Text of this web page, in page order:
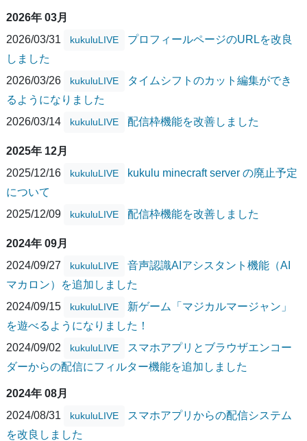
2026年 03月
2026/03/31
kukuluLIVE
プロフィールページのURLを改良
しました
2026/03/26
kukuluLIVE
タイムシフトのカット編集ができ
るようになりました
2026/03/14
kukuluLIVE 配信枠機能を改善しました
2025年 12月
2025/12/16
kukuluLIVE
kukulu minecraft server の廃止予定
について
2025/12/09
kukuluLIVE 配信枠機能を改善しました
2024年 09月
2024/09/27
kukuluLIVE
音声認識AIアシスタント機能（AI
マカロン）を追加しました
2024/09/15
kukuluLIVE
新ゲーム「マジカルマージャン」
を遊べるようになりました！
2024/09/02
kukuluLIVE
スマホアプリとブラウザエンコー
ダーからの配信にフィルター機能を追加しました
2024年 08月
2024/08/31
kukuluLIVE
スマホアプリからの配信システム
を改良しました